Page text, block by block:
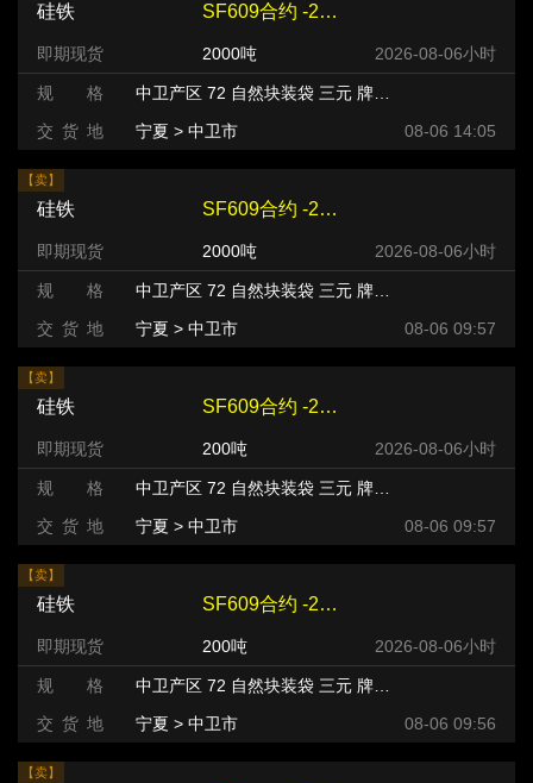
硅铁 SF609合约 -240 元/吨
即期现货 2000吨 2026-08-06小时
规 格
中卫产区 72 自然块装袋 三元 牌号:FeSi75~B粒度等级/mm
交 货 地
宁夏 > 中卫市 08-06 14:05
【卖】
硅铁 SF609合约 -240 元/吨
即期现货 2000吨 2026-08-06小时
规 格
中卫产区 72 自然块装袋 三元 牌号:FeSi75~B粒度等级/mm
交 货 地
宁夏 > 中卫市 08-06 09:57
【卖】
硅铁 SF609合约 -220 元/吨
即期现货 200吨 2026-08-06小时
规 格
中卫产区 72 自然块装袋 三元 牌号:FeSi75~B粒度等级/mm
交 货 地
宁夏 > 中卫市 08-06 09:57
【卖】
硅铁 SF609合约 -220 元/吨
即期现货 200吨 2026-08-06小时
规 格
中卫产区 72 自然块装袋 三元 牌号:FeSi75~B粒度等级/mm
交 货 地
宁夏 > 中卫市 08-06 09:56
【卖】